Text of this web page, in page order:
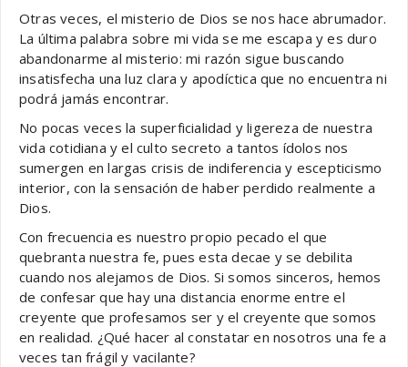
Otras veces, el misterio de Dios se nos hace abrumador.
La última palabra sobre mi vida se me escapa y es duro
abandonarme al misterio: mi razón sigue buscando
insatisfecha una luz clara y apodíctica que no encuentra ni
podrá jamás encontrar.
No pocas veces la superficialidad y ligereza de nuestra
vida cotidiana y el culto secreto a tantos ídolos nos
sumergen en largas crisis de indiferencia y escepticismo
interior, con la sensación de haber perdido realmente a
Dios.
Con frecuencia es nuestro propio pecado el que
quebranta nuestra fe, pues esta decae y se debilita
cuando nos alejamos de Dios. Si somos sinceros, hemos
de confesar que hay una distancia enorme entre el
creyente que profesamos ser y el creyente que somos
en realidad. ¿Qué hacer al constatar en nosotros una fe a
veces tan frágil y vacilante?